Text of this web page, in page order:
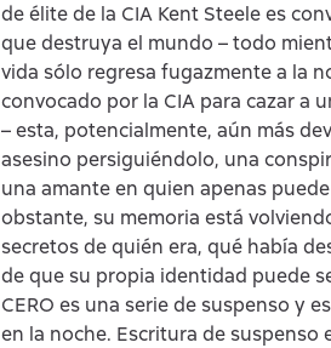
de élite de la CIA Kent Steele es
que destruya el mundo – todo
vida sólo regresa fugazmente a la
convocado por la CIA para cazar a
– esta, potencialmente, aún más
asesino persiguiéndolo, una
una amante en quien apenas
obstante, su memoria está
secretos de quién era, qué había
de que su propia identidad puede
CERO es una serie de suspenso y
en la noche. Escritura de suspenso